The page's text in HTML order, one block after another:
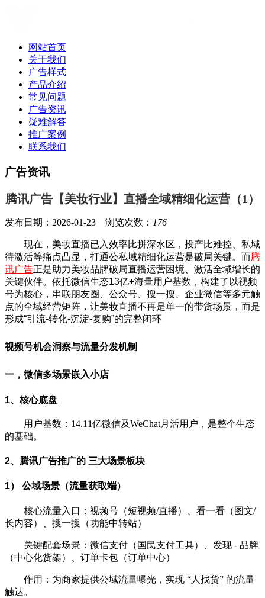
网站首页
关于我们
广告样式
产品介绍
常见问题
广告资讯
疑难解答
推广案例
联系我们
广告资讯
腾讯广告【美妆行业】直播全域精细化运营（1）
发布日期：2026-01-23 浏览次数： 176
现在，美妆直播已入效率比拼深水区，投产比难控、私域
待激活等痛点凸显，打通公私域精细化运营是破局关键。而腾
讯广告正是助力美妆品牌破局直播运营困境、激活全域增长的
关键伙伴。依托微信生态13亿+海量用户基数，构建了以视频
号为核心，串联朋友圈、公众号、搜一搜、企业微信等多元触
点的全域经营矩阵，让美妆直播不再是单一的带货场景，而是
形成“引流-转化-沉淀-复购”的完整闭环
视频号机会洞察与流量分发机制
一，微信多场景嵌入小店
1、核心底盘
用户基数：14.11亿微信及WeChat月活用户，是整个生态
的基础。
2、腾讯广告推广的 三大场景板块
1） 公域场景（流量获取端）
核心流量入口：视频号（短视频/直播）、看一看（图文/
长内容）、搜一搜（功能中转站）
关键配套场景：微信支付（国民支付工具）、发现 - 品牌
（中心化货架）、订单卡包（订单中心）
作用：为商家提供公域流量曝光，实现 “人找货” 的流量
触达。